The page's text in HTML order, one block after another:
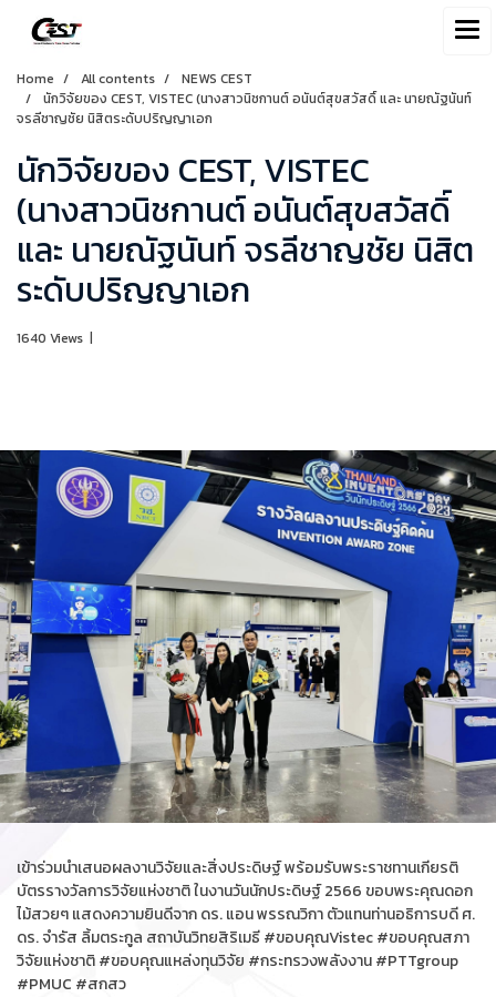
Home All contents
NEWS CEST
นักวิจัยของ CEST, VISTEC (นางสาวนิชกานต์ อนันต์สุขสวัสดิ์ และ นายณัฐนันท์
จรลีชาญชัย นิสิตระดับปริญญาเอก
นักวิจัยของ CEST, VISTEC
(นางสาวนิชกานต์ อนันต์สุขสวัสดิ์
และ นายณัฐนันท์ จรลีชาญชัย นิสิต
ระดับปริญญาเอก
1640 Views |
เข้าร่วมนำเสนอผลงานวิจัยและสิ่งประดิษฐ์ พร้อมรับพระราชทานเกียรติ
บัตรรางวัลการวิจัยแห่งชาติ ในงานวันนักประดิษฐ์ 2566 ขอบพระคุณดอก
ไม้สวยๆ แสดงความยินดีจาก ดร. แอน พรรณวิกา ตัวแทนท่านอธิการบดี ศ.
ดร. จำรัส ลิ้มตระกูล สถาบันวิทยสิริเมธี #ขอบคุณVistec #ขอบคุณสภา
วิจัยแห่งชาติ #ขอบคุณแหล่งทุนวิจัย #กระทรวงพลังงาน #PTTgroup
#PMUC #สกสว